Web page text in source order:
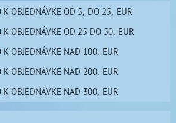
OBJEDNÁVKE OD 5,- DO 25,- EUR
OBJEDNÁVKE OD 25 DO 50,- EUR
OBJEDNÁVKE NAD 100,- EUR
OBJEDNÁVKE NAD 200,- EUR
OBJEDNÁVKE NAD 300,- EUR